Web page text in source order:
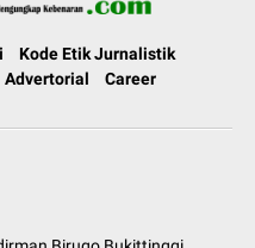
Kode Etik Jurnalistik
Advertorial Career